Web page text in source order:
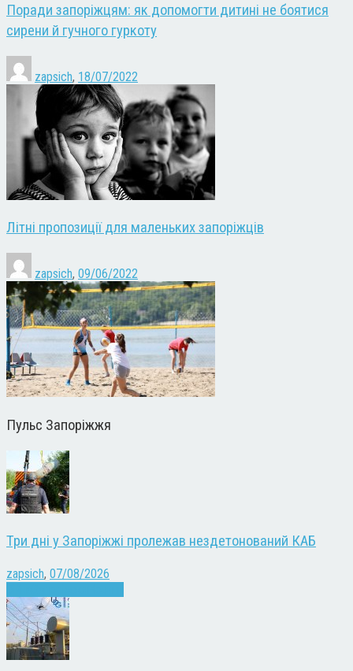
Поради запоріжцям: як допомогти дитині не боятися
сирени й гучного гуркоту
zapsich, 18/07/2022
Літні пропозиції для маленьких запоріжців
zapsich, 09/06/2022
Пульс Запоріжжя
Три дні у Запоріжжі пролежав нездетонований КАБ
zapsich, 07/08/2026